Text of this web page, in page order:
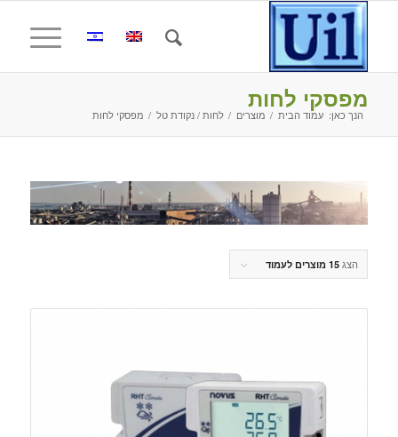
מפסקי לחות
הנך כאן: עמוד הבית / מוצרים / לחות / נקודת טל / מפסקי לחות
הצג 15 מוצרים לעמוד